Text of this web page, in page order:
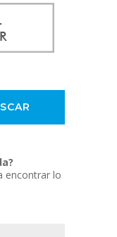
encontrar lo